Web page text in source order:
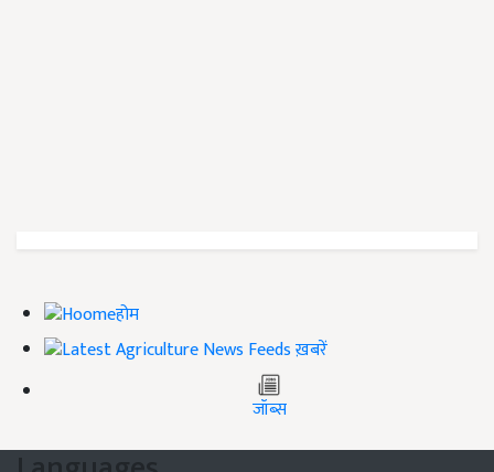
होम
ख़बरें
जॉब्स